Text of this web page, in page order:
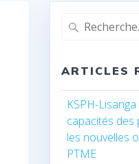
Recherche
ARTICLES
KSPH-
capacités
les nouvelles
PTME